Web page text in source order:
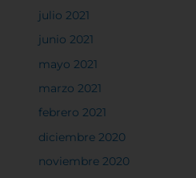
julio 2021
junio 2021
mayo 2021
marzo 2021
febrero 2021
diciembre 2020
noviembre 2020
ofrecer.Más información
Permitir todas